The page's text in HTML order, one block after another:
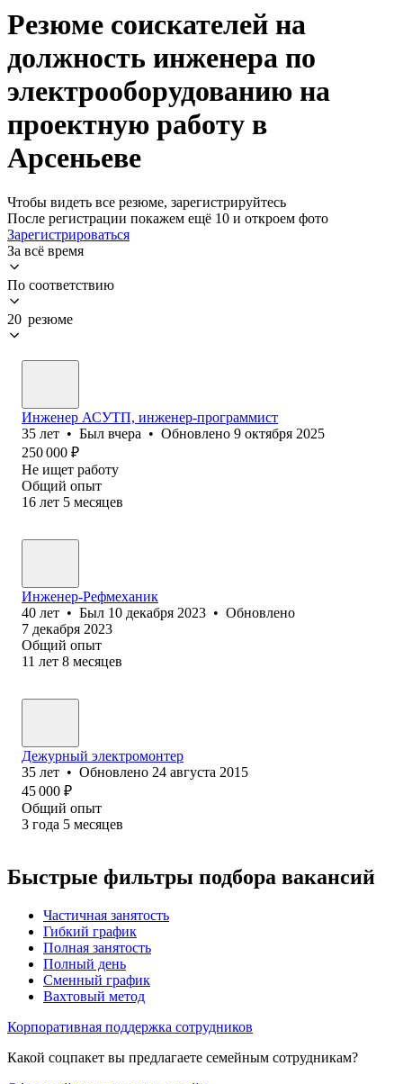
Резюме соискателей на
должность инженера по
электрооборудованию на
проектную работу в
Арсеньеве
Чтобы видеть все резюме, зарегистрируйтесь
После регистрации покажем ещё 10 и откроем фото
Зарегистрироваться
За всё время
По соответствию
20 резюме
Инженер АСУТП, инженер-программист
35 лет • Был вчера • Обновлено 9 октября 2025
250 000 ₽
Не ищет работу
Общий опыт
16 лет 5 месяцев
Инженер-Рефмеханик
40 лет • Был 10 декабря 2023 • Обновлено
7 декабря 2023
Общий опыт
11 лет 8 месяцев
Дежурный электромонтер
35 лет • Обновлено 24 августа 2015
45 000 ₽
Общий опыт
3 года 5 месяцев
Быстрые фильтры подбора вакансий
Частичная занятость
Гибкий график
Полная занятость
Полный день
Сменный график
Вахтовый метод
Корпоративная поддержка сотрудников
Какой соцпакет вы предлагаете семейным сотрудникам?